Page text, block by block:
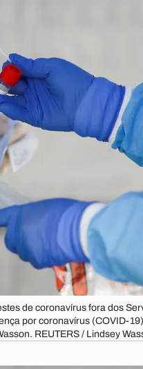
de coronavírus fora dos
por coronavírus (COVID-
REUTERS / Lindsey